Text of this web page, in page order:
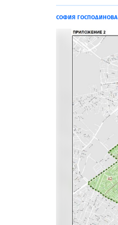
СОФИЯ ГОСПОДИНОВА